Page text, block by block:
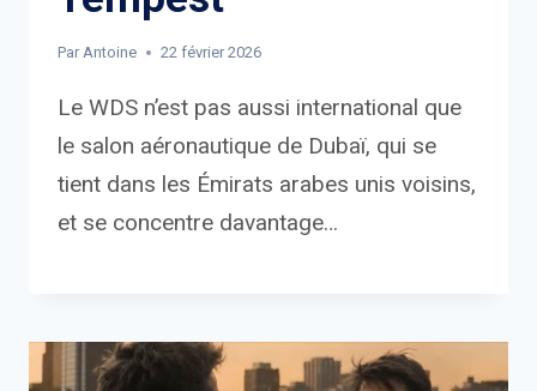
Par Antoine 22 février 2026
Le WDS n’est pas aussi international que
le salon aéronautique de Dubaï, qui se
tient dans les Émirats arabes unis voisins,
et se concentre davantage…